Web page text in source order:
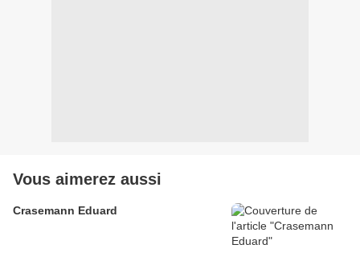
Vous aimerez aussi
Crasemann Eduard